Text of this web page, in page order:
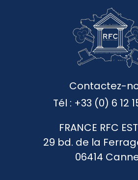
Contactez-
Tél : +33 (0) 6 12
FRANCE RFC
29 bd. de la Ferrage
06414